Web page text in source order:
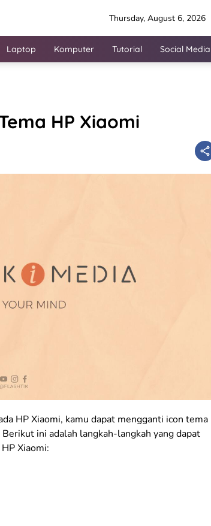
Thursday, August 6, 2026
Laptop Komputer Tutorial Social Media
HP Xiaomi
HP Xiaomi, kamu dapat mengganti icon tema
ini adalah langkah-langkah yang dapat
Xiaomi: